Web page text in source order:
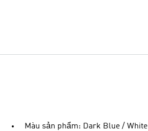
Màu sản phẩm: Dark Blue / White